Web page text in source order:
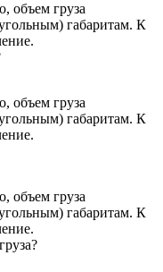
объем груза
габаритам. К
объем груза
габаритам. К
объем груза
габаритам. К